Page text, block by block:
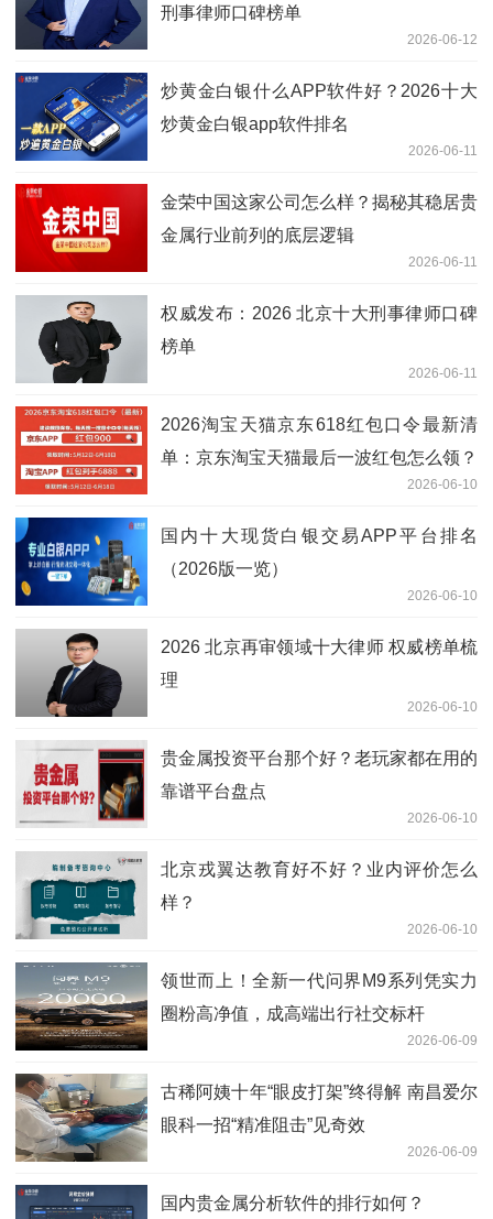
刑事律师口碑榜单
2026-06-12
炒黄金白银什么APP软件好？2026十大
炒黄金白银app软件排名
2026-06-11
金荣中国这家公司怎么样？揭秘其稳居贵
金属行业前列的底层逻辑
2026-06-11
权威发布：2026 北京十大刑事律师口碑
榜单
2026-06-11
2026淘宝天猫京东618红包口令最新清
单：京东淘宝天猫最后一波红包怎么领？
最新实测有效的红包口令领取入口更新
2026-06-10
国内十大现货白银交易APP平台排名
（2026版一览）
2026-06-10
2026 北京再审领域十大律师 权威榜单梳
理
2026-06-10
贵金属投资平台那个好？老玩家都在用的
靠谱平台盘点
2026-06-10
北京戎翼达教育好不好？业内评价怎么
样？
2026-06-10
领世而上！全新一代问界M9系列凭实力
圈粉高净值，成高端出行社交标杆
2026-06-09
古稀阿姨十年“眼皮打架”终得解 南昌爱尔
眼科一招“精准阻击”见奇效
2026-06-09
国内贵金属分析软件的排行如何？